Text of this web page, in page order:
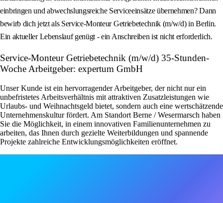
einbringen und abwechslungsreiche Serviceeinsätze übernehmen? Dann
bewirb dich jetzt als Service-Monteur Getriebetechnik (m/w/d) in Berlin.
Ein aktueller Lebenslauf genügt - ein Anschreiben ist nicht erforderlich.
Service-Monteur Getriebetechnik (m/w/d) 35-Stunden-
Woche Arbeitgeber: expertum GmbH
Unser Kunde ist ein hervorragender Arbeitgeber, der nicht nur ein
unbefristetes Arbeitsverhältnis mit attraktiven Zusatzleistungen wie
Urlaubs- und Weihnachtsgeld bietet, sondern auch eine wertschätzende
Unternehmenskultur fördert. Am Standort Berne / Wesermarsch haben
Sie die Möglichkeit, in einem innovativen Familienunternehmen zu
arbeiten, das Ihnen durch gezielte Weiterbildungen und spannende
Projekte zahlreiche Entwicklungsmöglichkeiten eröffnet.